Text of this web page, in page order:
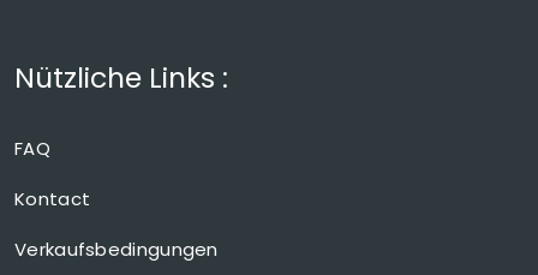
Nützliche Links :
FAQ
Kontact
Verkaufsbedingungen